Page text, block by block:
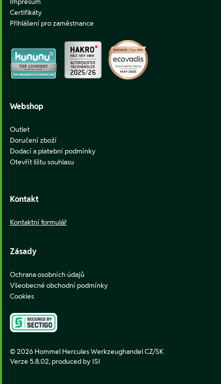
Certifikáty
Přihlášení pro zaměstnance
Webshop
Outlet
Doručení zboží
Dodací a platební podmínky
Otevřít lištu souhlasu
Kontakt
Kontaktní formulář
Zásady
Ochrana osobních údajů
Všeobecné obchodní podmínky
Cookies
© 2026 Hommel Hercules Werkzeughandel CZ/SK
Verze 5.8.02, produced by ISI